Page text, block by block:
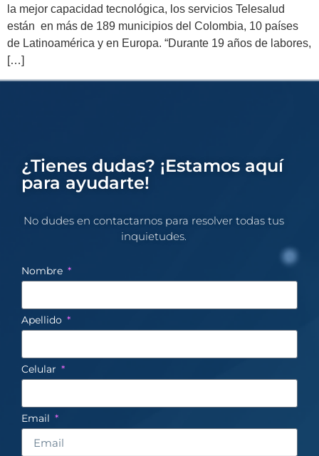
la mejor capacidad tecnológica, los servicios Telesalud
están en más de 189 municipios del Colombia, 10 países
de Latinoamérica y en Europa. “Durante 19 años de labores,
[…]
¿Tienes dudas? ¡Estamos aquí
para ayudarte!
No dudes en contactarnos para resolver todas tus
inquietudes.​
Nombre
Apellido
Celular
Email